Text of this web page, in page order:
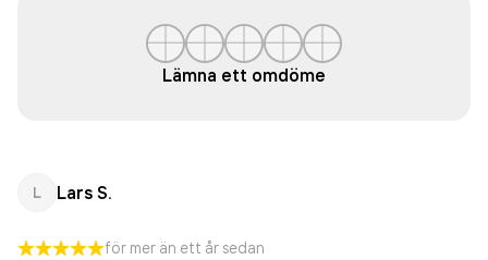
Lämna ett omdöme
L Lars S.
för mer än ett år sedan